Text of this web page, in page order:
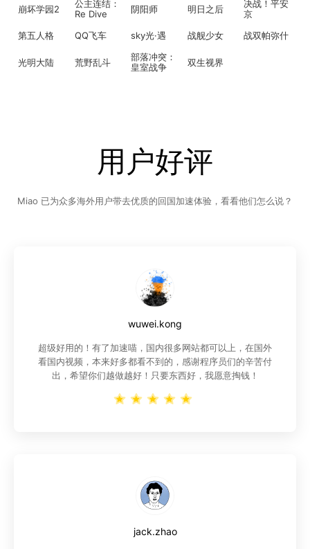
崩坏学园2
公主连结：
Re Dive
阴阳师 明日之后
决战！平安
京
第五人格
QQ飞车 sky光·遇 战舰少女 战双帕弥什
光明大陆 荒野乱斗
部落冲突：
皇室战争
双生视界
用户好评
Miao 已为众多海外用户带去优质的回国加速体验，看看他们怎么说？
wuwei.kong
超级好用的！有了加速喵，国内很多网站都可以上，在国外
看国内视频，本来好多都看不到的，感谢程序员们的辛苦付
出，希望你们越做越好！只要东西好，我愿意掏钱！
jack.zhao